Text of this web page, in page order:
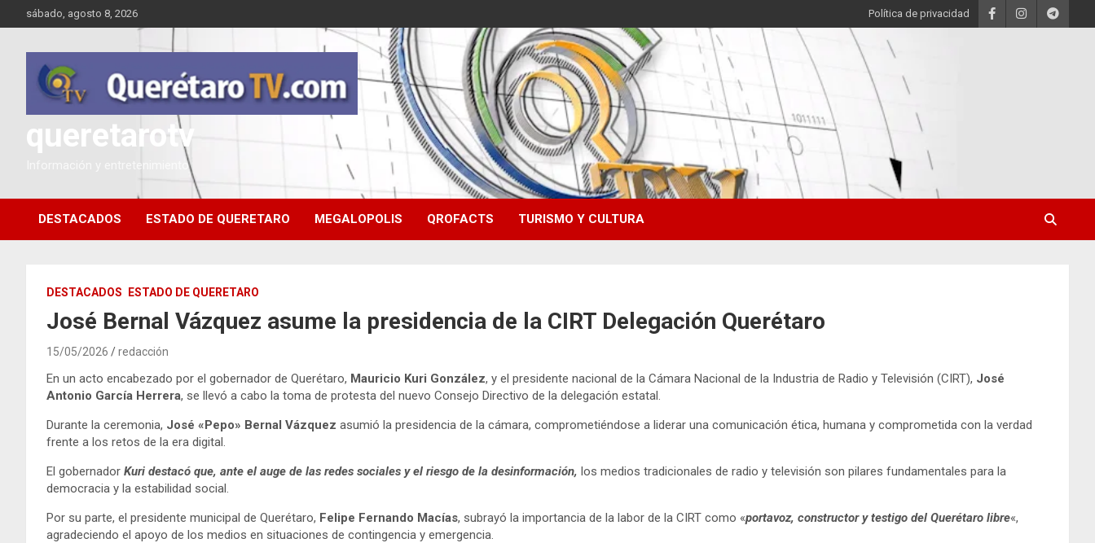
al
sábado, agosto 8, 2026 Política de privacidad
queretarotv
Información y entretenimiento
DESTACADOS ESTADO DE QUERETARO MEGALOPOLIS QROFACTS TURISMO Y CULTURA
DESTACADOS ESTADO DE QUERETARO
José Bernal Vázquez asume la presidencia de la CIRT Delegación Querétaro
15/05/2026 redacción
En un acto encabezado por el gobernador de Querétaro, Mauricio Kuri González, y el presidente nacional de la Cámara Nacional de la Industria de Radio y Televisión (CIRT), José
Antonio García Herrera, se llevó a cabo la toma de protesta del nuevo Consejo Directivo de la delegación estatal.
Durante la ceremonia, José «Pepo» Bernal Vázquez asumió la presidencia de la cámara, comprometiéndose a liderar una comunicación ética, humana y comprometida con la verdad
frente a los retos de la era digital.
El gobernador Kuri destacó que, ante el auge de las redes sociales y el riesgo de la desinformación, los medios tradicionales de radio y televisión son pilares fundamentales para la
democracia y la estabilidad social.
Por su parte, el presidente municipal de Querétaro, Felipe Fernando Macías, subrayó la importancia de la labor de la CIRT como «portavoz, constructor y testigo del Querétaro libre«,
agradeciendo el apoyo de los medios en situaciones de contingencia y emergencia.